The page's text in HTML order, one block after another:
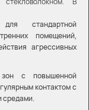
стандартной
помещений,
агрессивных
с повышенной
контактом с
средами.